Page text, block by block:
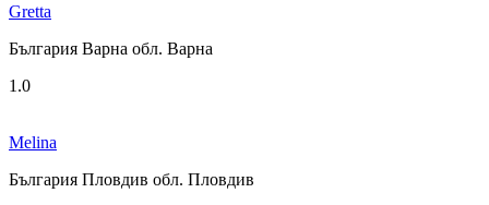
Gretta
България Варна обл. Варна
1.0
Melina
България Пловдив обл. Пловдив